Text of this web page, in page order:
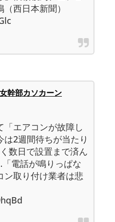
西日本新聞）
幹部カソカーン
「エアコンが故障し
2週間待ちが当たり
数日で設置まで済ん
電話が鳴りっぱな
ン取り付け業者は悲